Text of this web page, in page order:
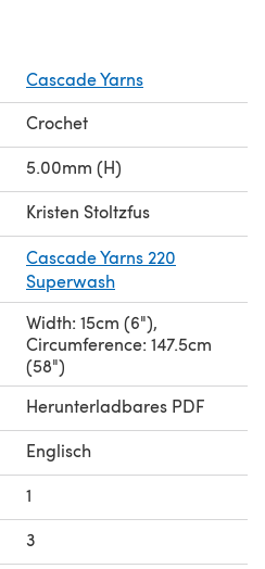
Cascade Yarns
Crochet
5.00mm (H)
Kristen Stoltzfus
Cascade Yarns 220
Superwash
Width: 15cm (6"),
Circumference: 147.5cm
(58")
Herunterladbares PDF
Englisch
1
3